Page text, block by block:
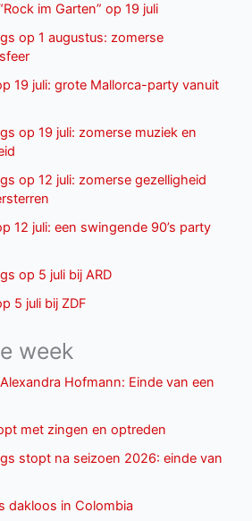
im Garten” op 19 juli
op 1 augustus: zomerse
19 juli: grote Mallorca-party vanuit
op 19 juli: zomerse muziek en
op 12 juli: zomerse gezelligheid
12 juli: een swingende 90’s party
op 5 juli bij ARD
5 juli bij ZDF
week
Hofmann: Einde van een
met zingen en optreden
stopt na seizoen 2026: einde van
dakloos in Colombia